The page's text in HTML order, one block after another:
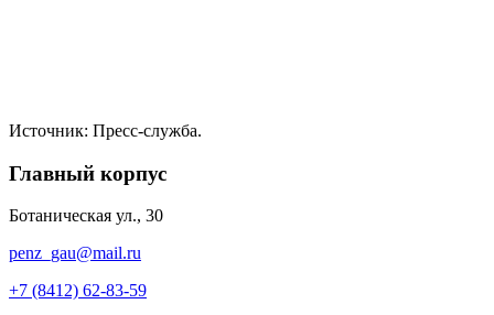
Источник: Пресс-служба.
Главный корпус
Ботаническая ул., 30
penz_gau@mail.ru
+7 (8412) 62-83-59